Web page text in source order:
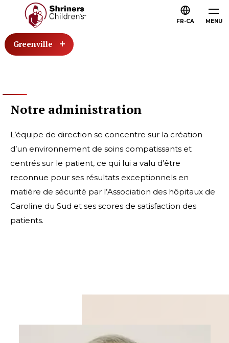
MENU
FR-CA
Greenville
Notre administration
L’équipe de direction se concentre sur la création
d’un environnement de soins compatissants et
centrés sur le patient, ce qui lui a valu d’être
reconnue pour ses résultats exceptionnels en
matière de sécurité par l’Association des hôpitaux de
Caroline du Sud et ses scores de satisfaction des
patients.